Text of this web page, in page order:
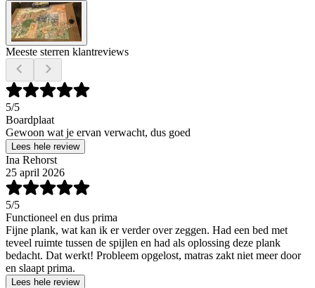
Meeste sterren klantreviews
5/5
Boardplaat
Gewoon wat je ervan verwacht, dus goed
Lees hele review
Ina Rehorst
25 april 2026
5/5
Functioneel en dus prima
Fijne plank, wat kan ik er verder over zeggen. Had een bed met
teveel ruimte tussen de spijlen en had als oplossing deze plank
bedacht. Dat werkt! Probleem opgelost, matras zakt niet meer door
en slaapt prima.
Lees hele review